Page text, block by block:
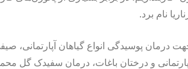
نام برد.
درمان پوسیدگی انواع گیاهان
و درختان باغات، درمان سفیدک گل